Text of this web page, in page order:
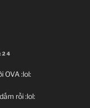
OVA :lol:
rồi :lol: